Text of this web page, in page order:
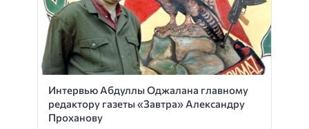
Интервью Абдуллы Оджалана главному
редактору газеты «Завтра» Александру
Проханову